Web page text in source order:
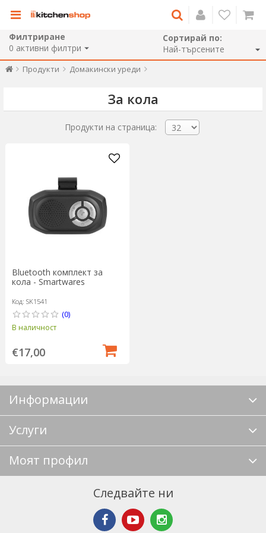
Филтриране
0 активни филтри
Сортирай по:
Продукти Домакински уреди
За кола
Продукти на страница:
Bluetooth комплект за
кола - Smartwares
Код: SK1541
(0)
В наличност
€17,00
Информации
Услуги
Моят профил
Следвайте ни